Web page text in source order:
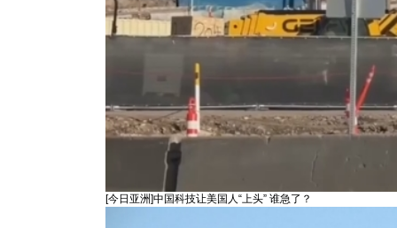
[今日亚洲]中国科技让美国人“上头” 谁急了？